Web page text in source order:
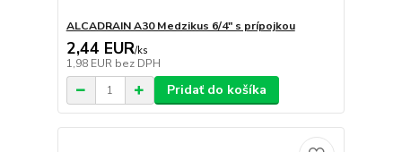
ALCADRAIN A30 Medzikus 6/4" s prípojkou
2,44 EUR/ks
1,98 EUR bez DPH
Pridať do košíka